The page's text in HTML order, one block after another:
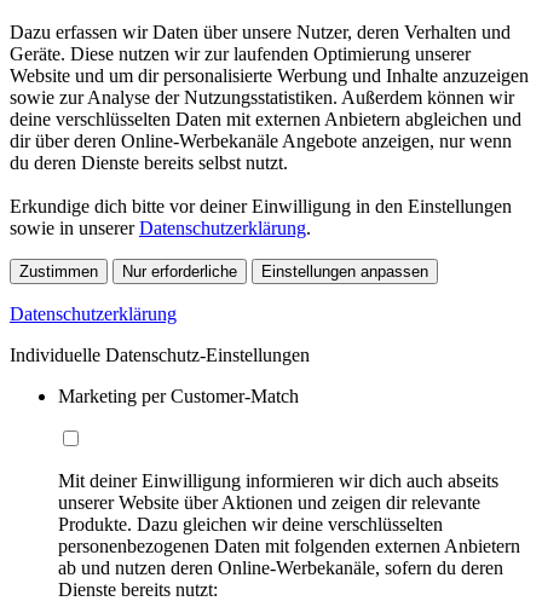
Dazu erfassen wir Daten über unsere Nutzer, deren Verhalten und
Geräte. Diese nutzen wir zur laufenden Optimierung unserer
Website und um dir personalisierte Werbung und Inhalte anzuzeigen
sowie zur Analyse der Nutzungsstatistiken. Außerdem können wir
deine verschlüsselten Daten mit externen Anbietern abgleichen und
dir über deren Online-Werbekanäle Angebote anzeigen, nur wenn
du deren Dienste bereits selbst nutzt.
Erkundige dich bitte vor deiner Einwilligung in den Einstellungen
sowie in unsererDatenschutzerklärung.
Zustimmen Nur erforderliche Einstellungen anpassen
Datenschutzerklärung
Individuelle Datenschutz-Einstellungen
Marketing per Customer-Match
Mit deiner Einwilligung informieren wir dich auch abseits
unserer Website über Aktionen und zeigen dir relevante
Produkte. Dazu gleichen wir deine verschlüsselten
personenbezogenen Daten mit folgenden externen Anbietern
ab und nutzen deren Online-Werbekanäle, sofern du deren
Dienste bereits nutzt: